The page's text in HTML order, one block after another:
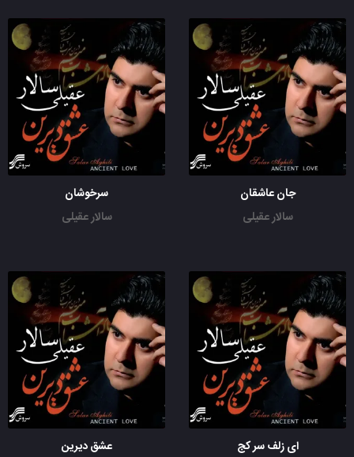
جان عاشقان
سالار عقیلی
سرخوشان
سالار عقیلی
ای زلف سر کج
عشق دیرین